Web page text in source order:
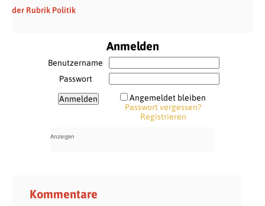
der Rubrik Politik
Anmelden
Benutzername
Passwort
Angemeldet bleiben
Passwort vergessen?
Registrieren
Kommentare